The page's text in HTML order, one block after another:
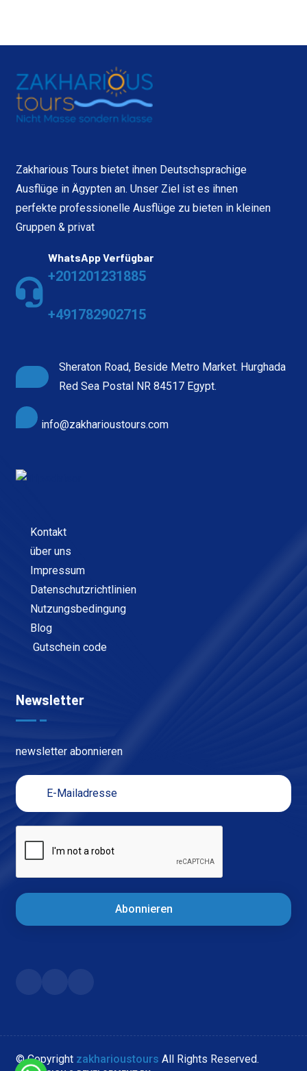
Zakharious Tours bietet ihnen Deutschsprachige
Ausflüge in Ägypten an. Unser Ziel ist es ihnen
perfekte professionelle Ausflüge zu bieten in kleinen
Gruppen & privat
WhatsApp Verfügbar
+201201231885
+491782902715
Sheraton Road, Beside Metro Market. Hurghada
Red Sea Postal NR 84517 Egypt.
info@zakharioustours.com
Kontakt
über uns
Impressum
Datenschutzrichtlinien
Nutzungsbedingung
Blog
Gutschein code
Newsletter
newsletter abonnieren
Abonnieren
© Copyright zakharioustours All Rights Reserved.